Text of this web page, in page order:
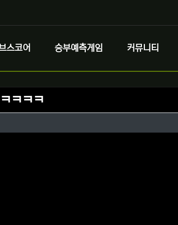
스코어 승부예측게임 커뮤니티
ㅋㅋㅋ